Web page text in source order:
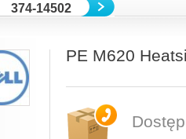
374-14502
PE M620